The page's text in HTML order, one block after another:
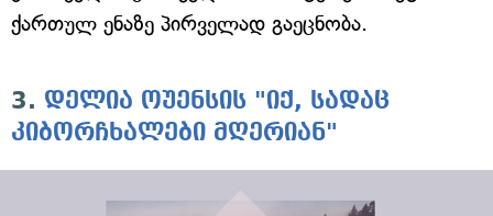
ქართულ ენაზე პირველად გაეცნობა.
3. დელია ოუენსის "იქ, სადაც
კიბორჩხალები მღერიან"